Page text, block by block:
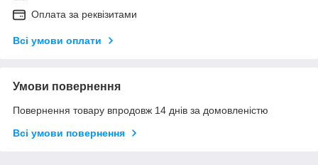
Оплата за реквізитами
Всі умови оплати
Умови повернення
Повернення товару впродовж 14 днів за домовленістю
Всі умови повернення